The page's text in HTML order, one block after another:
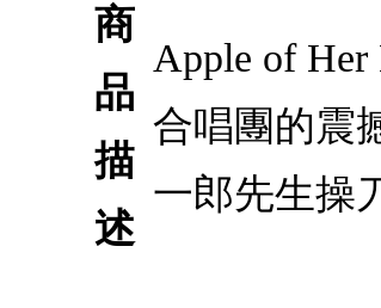
商
品
描
述
Apple of
合唱團的震
一郎先生操